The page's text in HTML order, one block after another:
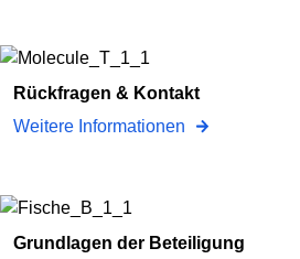
Rückfragen & Kontakt
Weitere Informationen
Grundlagen der Beteiligung